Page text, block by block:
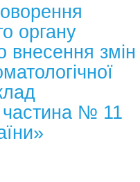
органу
внесення змін
частина № 11